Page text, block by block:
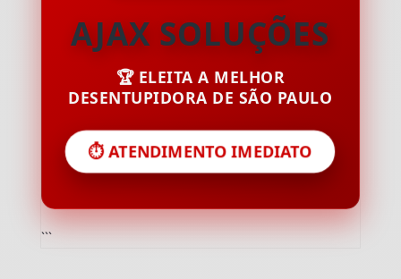
AJAX SOLUÇÕES
🏆 ELEITA A MELHOR
DESENTUPIDORA DE SÃO PAULO
⏱️ ATENDIMENTO IMEDIATO
```